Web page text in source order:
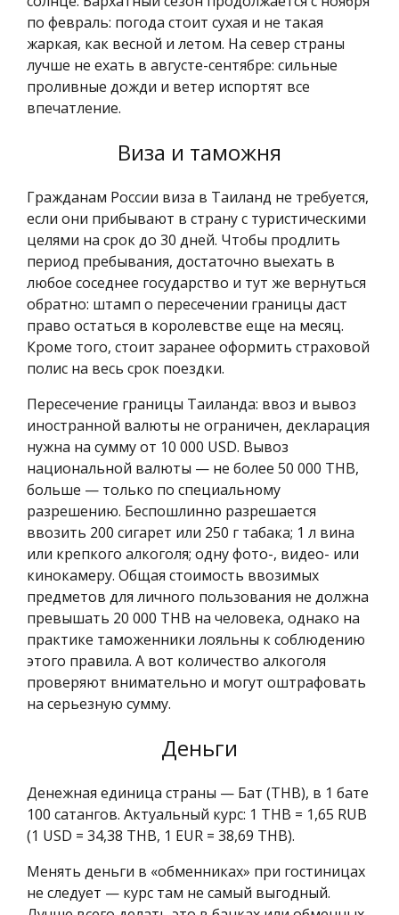
по февраль: погода стоит сухая и не такая
жаркая, как весной и летом. На север страны
лучше не ехать в августе-сентябре: сильные
проливные дожди и ветер испортят все
впечатление.
Виза и таможня
Гражданам России виза в Таиланд не требуется,
если они прибывают в страну с туристическими
целями на срок до 30 дней. Чтобы продлить
период пребывания, достаточно выехать в
любое соседнее государство и тут же вернуться
обратно: штамп о пересечении границы даст
право остаться в королевстве еще на месяц.
Кроме того, стоит заранее оформить страховой
полис на весь срок поездки.
Пересечение границы Таиланда: ввоз и вывоз
иностранной валюты не ограничен, декларация
нужна на сумму от 10 000 USD. Вывоз
национальной валюты — не более 50 000 THB,
больше — только по специальному
разрешению. Беспошлинно разрешается
ввозить 200 сигарет или 250 г табака; 1 л вина
или крепкого алкоголя; одну фото-, видео- или
кинокамеру. Общая стоимость ввозимых
предметов для личного пользования не должна
превышать 20 000 THB на человека, однако на
практике таможенники лояльны к соблюдению
этого правила. А вот количество алкоголя
проверяют внимательно и могут оштрафовать
на серьезную сумму.
Деньги
Денежная единица страны — Бат (THB), в 1 бате
100 сатангов. Актуальный курс: 1 THB = 1,65 RUB
(1 USD = 34,38 THB, 1 EUR = 38,69 THB).
Менять деньги в «обменниках» при гостиницах
не следует — курс там не самый выгодный.